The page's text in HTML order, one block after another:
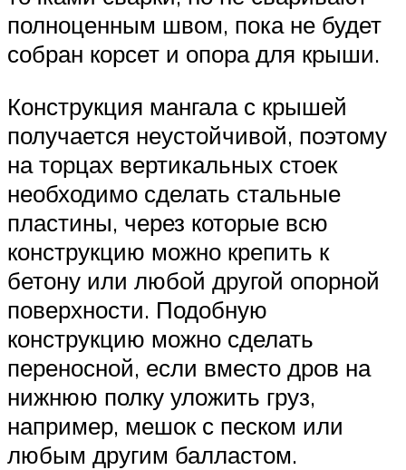
полноценным швом, пока не будет
собран корсет и опора для крыши.
Конструкция мангала с крышей
получается неустойчивой, поэтому
на торцах вертикальных стоек
необходимо сделать стальные
пластины, через которые всю
конструкцию можно крепить к
бетону или любой другой опорной
поверхности. Подобную
конструкцию можно сделать
переносной, если вместо дров на
нижнюю полку уложить груз,
например, мешок с песком или
любым другим балластом.